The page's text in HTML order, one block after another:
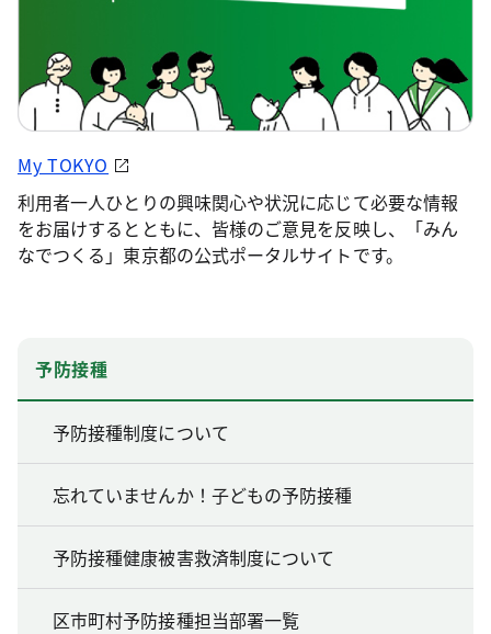
My TOKYO
利用者一人ひとりの興味関心や状況に応じて必要な情報
をお届けするとともに、皆様のご意見を反映し、「みん
なでつくる」東京都の公式ポータルサイトです。
予防接種
予防接種制度について
忘れていませんか！子どもの予防接種
予防接種健康被害救済制度について
区市町村予防接種担当部署一覧